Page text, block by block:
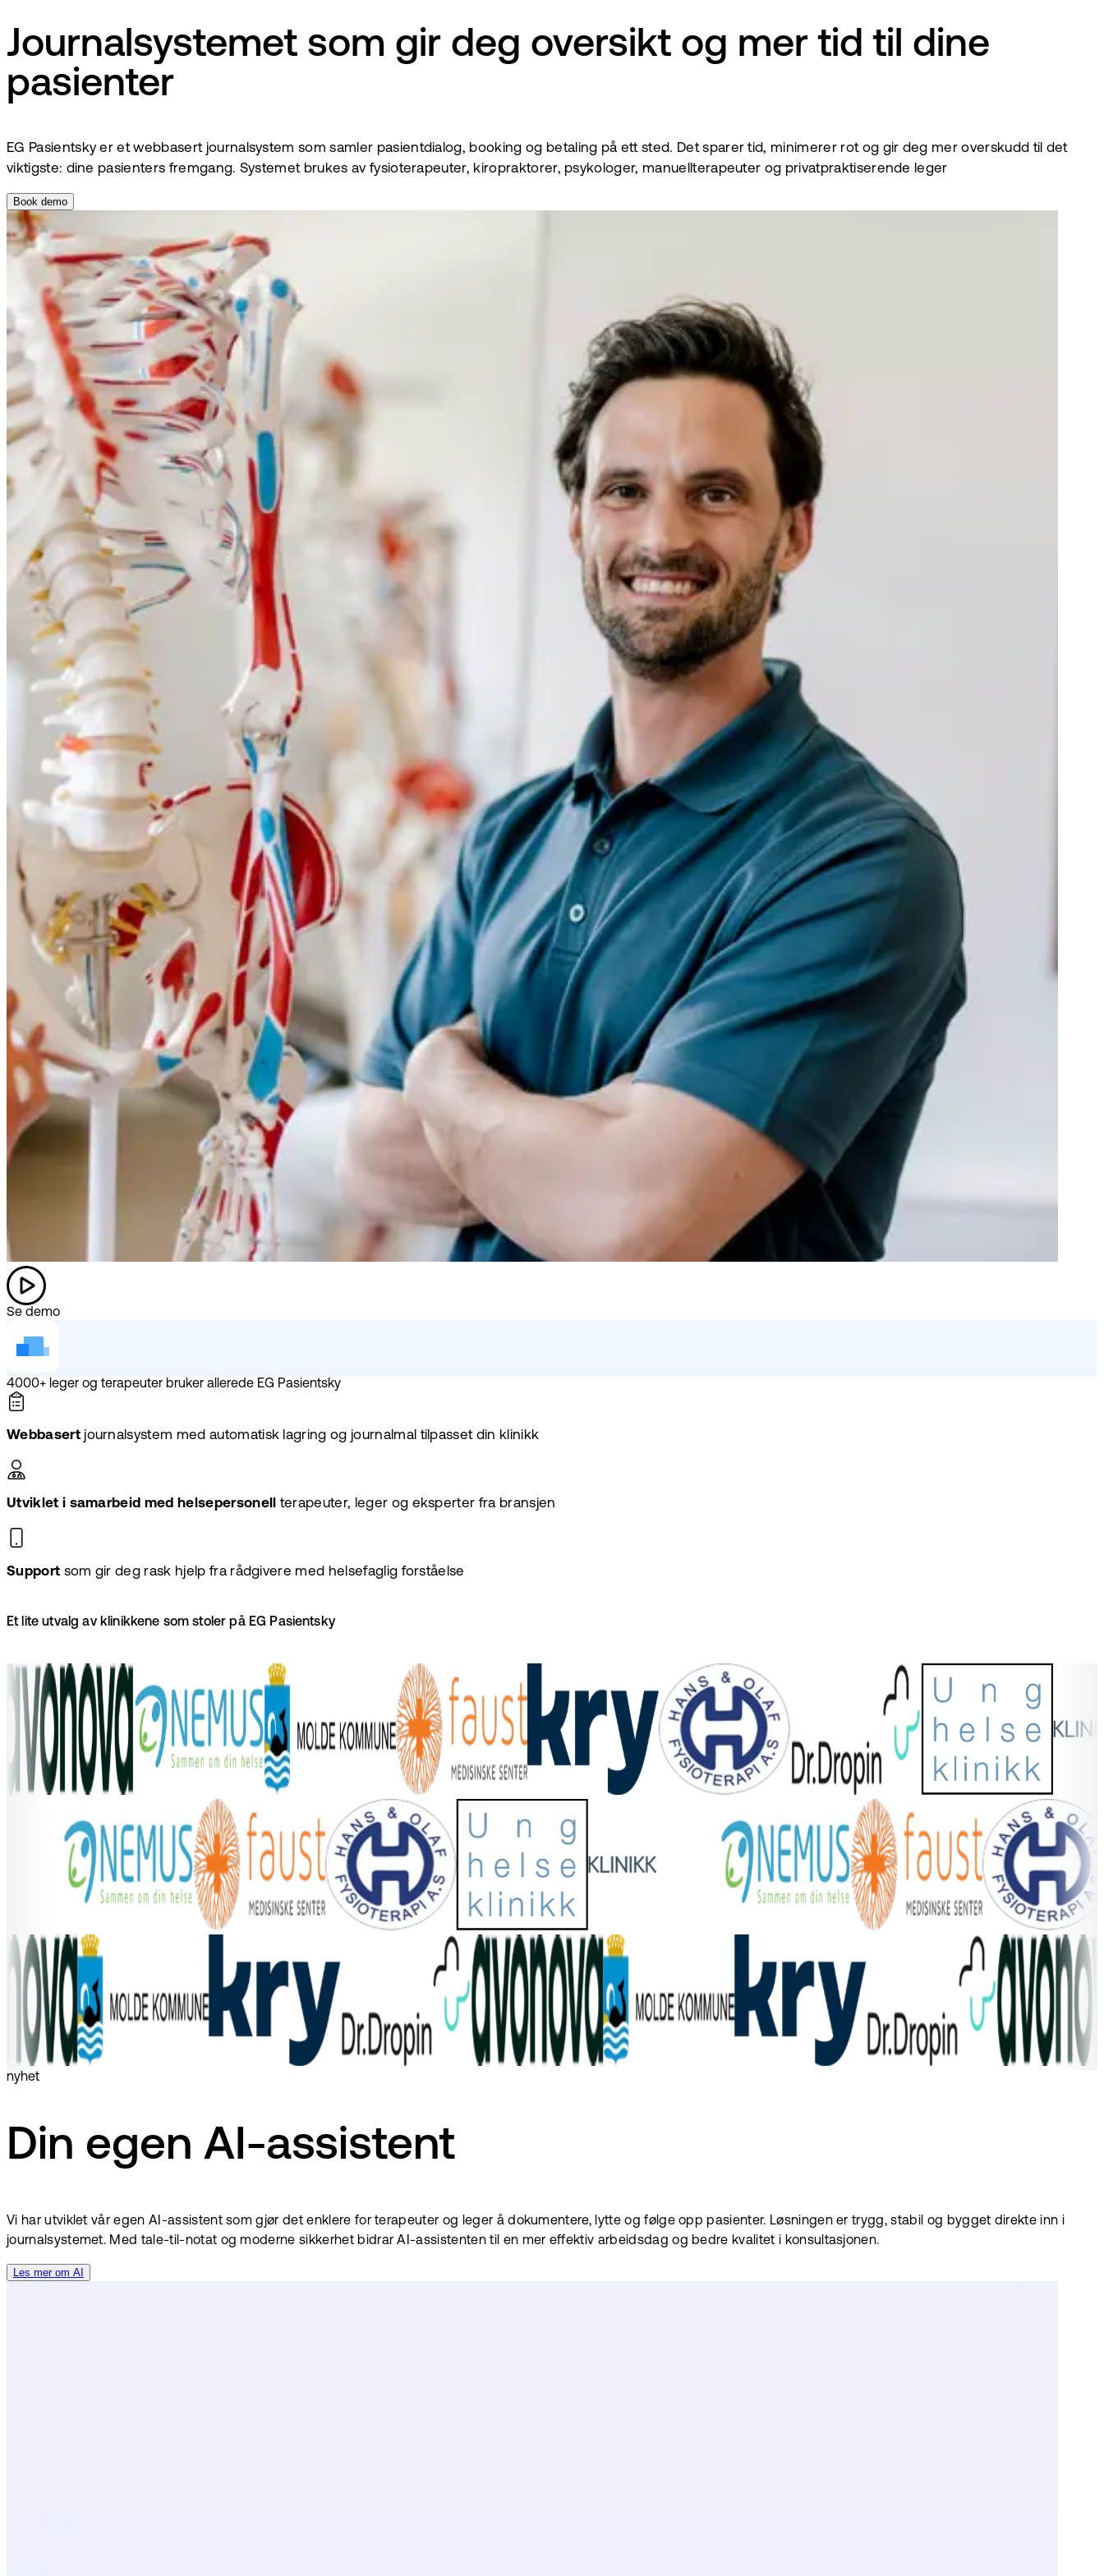
Journalsystemet som gir deg oversikt og mer tid til dine
pasienter
EG Pasientsky er et webbasert journalsystem som samler pasientdialog, booking og betaling på ett sted. Det sparer tid, minimerer rot og gir deg mer overskudd til det
viktigste: dine pasienters fremgang. Systemet brukes av fysioterapeuter, kiropraktorer, psykologer, manuellterapeuter og privatpraktiserende leger
Book demo
Se demo
4000+ leger og terapeuter bruker allerede EG Pasientsky
Webbasert journalsystem med automatisk lagring og journalmal tilpasset din klinikk
Utviklet i samarbeid med helsepersonell terapeuter, leger og eksperter fra bransjen
Support som gir deg rask hjelp fra rådgivere med helsefaglig forståelse
Et lite utvalg av klinikkene som stoler på EG Pasientsky
nyhet
Din egen AI-assistent
Vi har utviklet vår egen AI-assistent som gjør det enklere for terapeuter og leger å dokumentere, lytte og følge opp pasienter. Løsningen er trygg, stabil og bygget direkte inn i
journalsystemet. Med tale-til-notat og moderne sikkerhet bidrar AI-assistenten til en mer effektiv arbeidsdag og bedre kvalitet i konsultasjonen.
Les mer om AI